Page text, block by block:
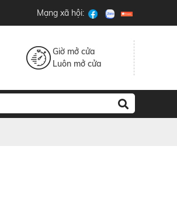
Mạng xã hội:
Giờ mở cửa
Luôn mở cửa